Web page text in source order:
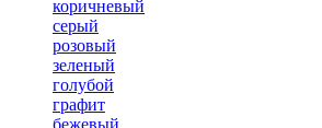
коричневый
серый
розовый
зеленый
голубой
графит
бежевый